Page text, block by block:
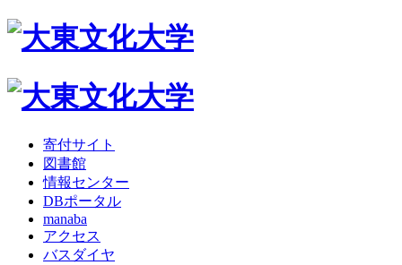
寄付サイト
図書館
情報センター
DBポータル
manaba
アクセス
バスダイヤ